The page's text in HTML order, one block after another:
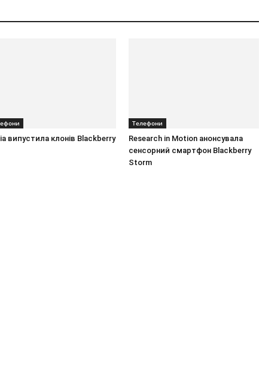
випустила клонів Blackberry
Телефони
Research in Motion анонсувала
сенсорний смартфон Blackberry
Storm